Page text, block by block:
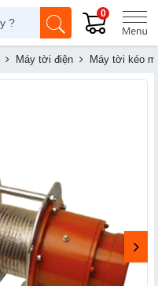
0
Máy tời điện Máy tời kéo